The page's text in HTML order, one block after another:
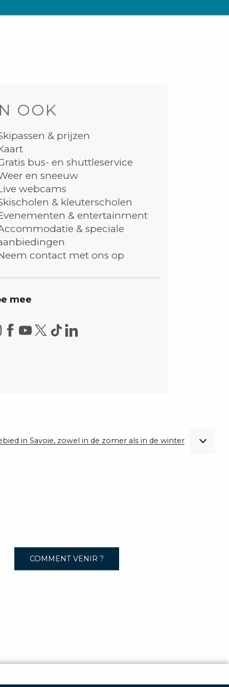
OOK
& prijzen
bus- en shuttleservice
en sneeuw
webcams
& kleuterscholen
& entertainment
& speciale
contact met ons op
mee
in Savoie, zowel in de zomer als in de winter
COMMENT VENIR ?